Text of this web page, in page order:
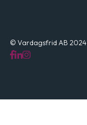
© Vardagsfrid AB 2024